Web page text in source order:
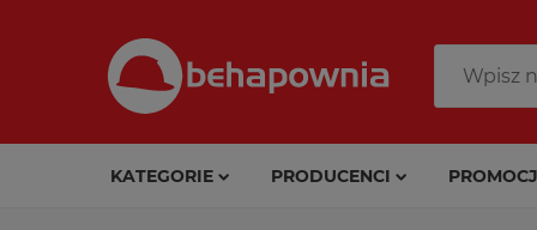
KATEGORIE PRODUCENCI